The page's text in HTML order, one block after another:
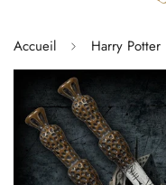
Accueil Harry Potter